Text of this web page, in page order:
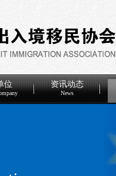
位 资讯动态
News